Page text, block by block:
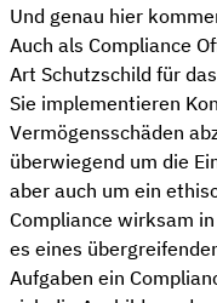
Und genau hier
Auch als Compliance
Art Schutzschild für
Sie implementieren
Vermögensschäden
überwiegend um die
aber auch um ein
Compliance wirksam
es eines
Aufgaben ein